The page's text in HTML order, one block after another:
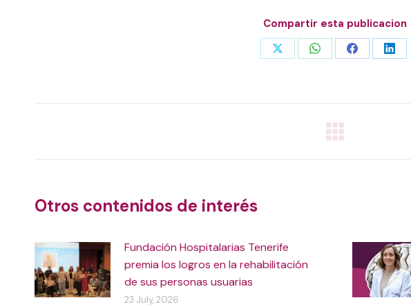
Compartir esta publicacion
Share Share Share Share
Otros contenidos de interés
Fundación Hospitalarias Tenerife
premia los logros en la rehabilitación
de sus personas usuarias
23 July, 2026